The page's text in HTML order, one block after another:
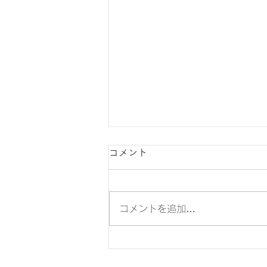
梅の里FCジュニアユース練習
コメント
コメントを追加…